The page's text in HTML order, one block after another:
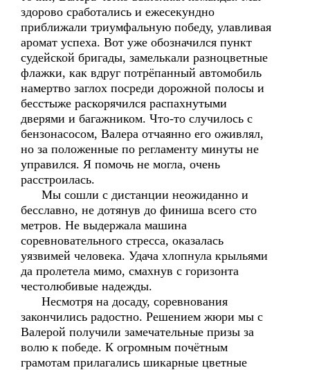
здорово сработались и ежесекундно
приближали триумфальную победу, улавливая
аромат успеха. Вот уже обозначился пункт
судейской бригады, замелькали разноцветные
флажки, как вдруг потрёпанный автомобиль
намертво заглох посреди дорожной полосы и
бесстыже раскорячился распахнутыми
дверями и багажником. Что-то случилось с
бензонасосом, Валера отчаянно его оживлял,
но за положенные по регламенту минуты не
управился. Я помочь не могла, очень
расстроилась.
Мы сошли с дистанции неожиданно и
бесславно, не дотянув до финиша всего сто
метров. Не выдержала машина
соревновательного стресса, оказалась
уязвимей человека. Удача хлопнула крыльями
да пролетела мимо, смахнув с горизонта
честолюбивые надежды.
Несмотря на досаду, соревнования
закончились радостно. Решением жюри мы с
Валерой получили замечательные призы за
волю к победе. К огромным почётным
грамотам прилагались шикарные цветные